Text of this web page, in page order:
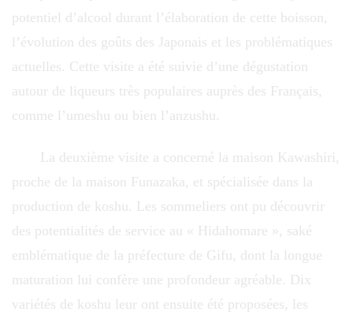
potentiel d’alcool durant l’élaboration de cette boisson,
l’évolution des goûts des Japonais et les problématiques
actuelles. Cette visite a été suivie d’une dégustation
autour de liqueurs très populaires auprès des Français,
comme l’umeshu ou bien l’anzushu.
La deuxième visite a concerné la maison Kawashiri,
proche de la maison Funazaka, et spécialisée dans la
production de koshu. Les sommeliers ont pu découvrir
des potentialités de service au « Hidahomare », saké
emblématique de la préfecture de Gifu, dont la longue
maturation lui confère une profondeur agréable. Dix
variétés de koshu leur ont ensuite été proposées, les